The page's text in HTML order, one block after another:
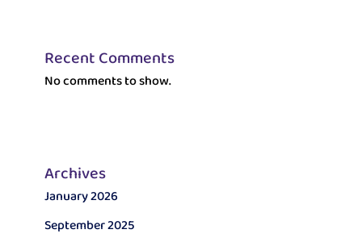
Recent Comments
No comments to show.
Archives
January 2026
September 2025